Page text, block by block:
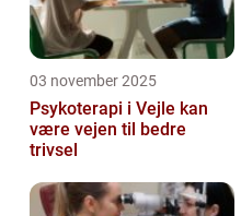
03 november 2025
Psykoterapi i Vejle kan
være vejen til bedre
trivsel